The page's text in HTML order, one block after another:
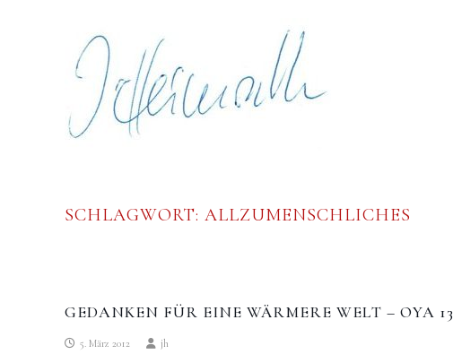
Heimrath
SCHLAGWORT: ALLZUMENSCHLICHES
GEDANKEN FÜR EINE WÄRMERE WELT – OYA 13
5. März 2012 jh